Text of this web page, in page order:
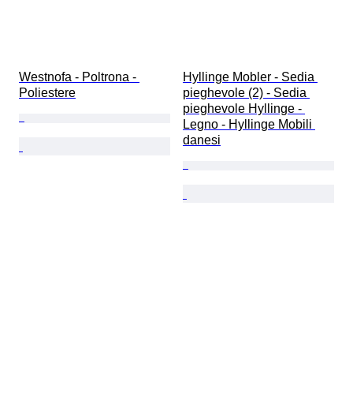
Westnofa - Poltrona -
Poliestere
Hyllinge Mobler - Sedia
pieghevole (2) - Sedia
pieghevole Hyllinge -
Legno - Hyllinge Mobili
danesi